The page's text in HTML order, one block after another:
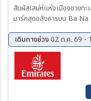
สัมผัสเสน่ห์แห่งเมืองชายท
มาร์กสุดอลังการบน Ba Na
บินค่ำ–กลับดึก เก็บครบทุกไ
เดินทางช่วง02 ต.ค. 69 -
02 ต.ค. 69 - 05 ต.ค. 69
11 ต.ค. 69 - 14 ต.ค. 69
23 ต.ค. 69 - 26 ต.ค. 69